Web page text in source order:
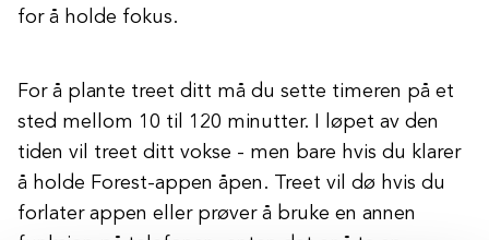
for å holde fokus.
For å plante treet ditt må du sette timeren på et
sted mellom 10 til 120 minutter. I løpet av den
tiden vil treet ditt vokse - men bare hvis du klarer
å holde Forest-appen åpen. Treet vil dø hvis du
forlater appen eller prøver å bruke en annen